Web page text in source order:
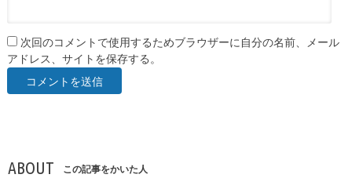
次回のコメントで使用するためブラウザーに自分の名前、メール
アドレス、サイトを保存する。
ABOUT この記事をかいた人